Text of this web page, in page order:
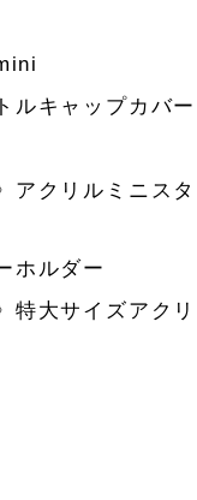
ルキャップカバー
アクリルミニスタ
ホルダー
特大サイズアクリ